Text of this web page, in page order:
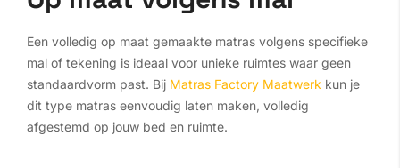
Een volledig op maat gemaakte matras volgens specifieke
mal of tekening is ideaal voor unieke ruimtes waar geen
standaardvorm past. Bij Matras Factory Maatwerk kun je
dit type matras eenvoudig laten maken, volledig
afgestemd op jouw bed en ruimte.